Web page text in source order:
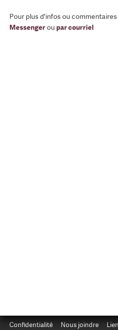
Pour plus d'infos ou
Messengerou par courriel
Confidentialité Nous joindre